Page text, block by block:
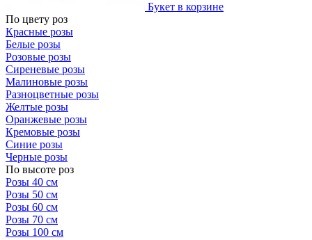
Букет в корзине
По цвету роз
Красные розы
Белые розы
Розовые розы
Сиреневые розы
Малиновые розы
Разноцветные розы
Желтые розы
Оранжевые розы
Кремовые розы
Синие розы
Черные розы
По высоте роз
Розы 40 см
Розы 50 см
Розы 60 см
Розы 70 см
Розы 100 см